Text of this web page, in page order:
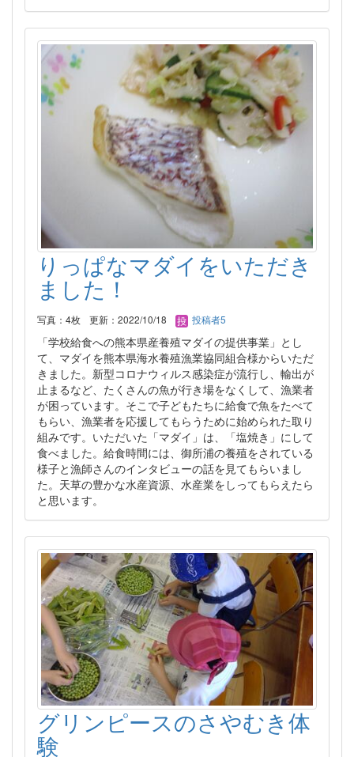
りっぱなマダイをいただき
ました！
写真：4枚 更新：2022/10/18 投稿者5
「学校給食への熊本県産養殖マダイの提供事業」とし
て、マダイを熊本県海水養殖漁業協同組合様からいただ
きました。新型コロナウィルス感染症が流行し、輸出が
止まるなど、たくさんの魚が行き場をなくして、漁業者
が困っています。そこで子どもたちに給食で魚をたべて
もらい、漁業者を応援してもらうために始められた取り
組みです。いただいた「マダイ」は、「塩焼き」にして
食べました。給食時間には、御所浦の養殖をされている
様子と漁師さんのインタビューの話を見てもらいまし
た。天草の豊かな水産資源、水産業をしってもらえたら
と思います。
グリンピースのさやむき体
験